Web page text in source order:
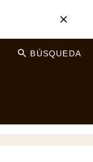
BÚSQUEDA